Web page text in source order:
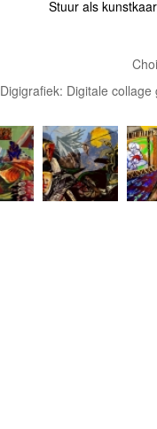
Stuur als
Digigrafiek: Digitale